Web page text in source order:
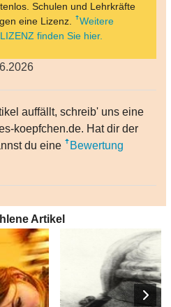
Schulen und Lehrkräfte
eine Lizenz.
Weitere
finden Sie hier.
auffällt, schreib' uns eine
koepfchen.de. Hat dir der
du eine
Bewertung
Artikel